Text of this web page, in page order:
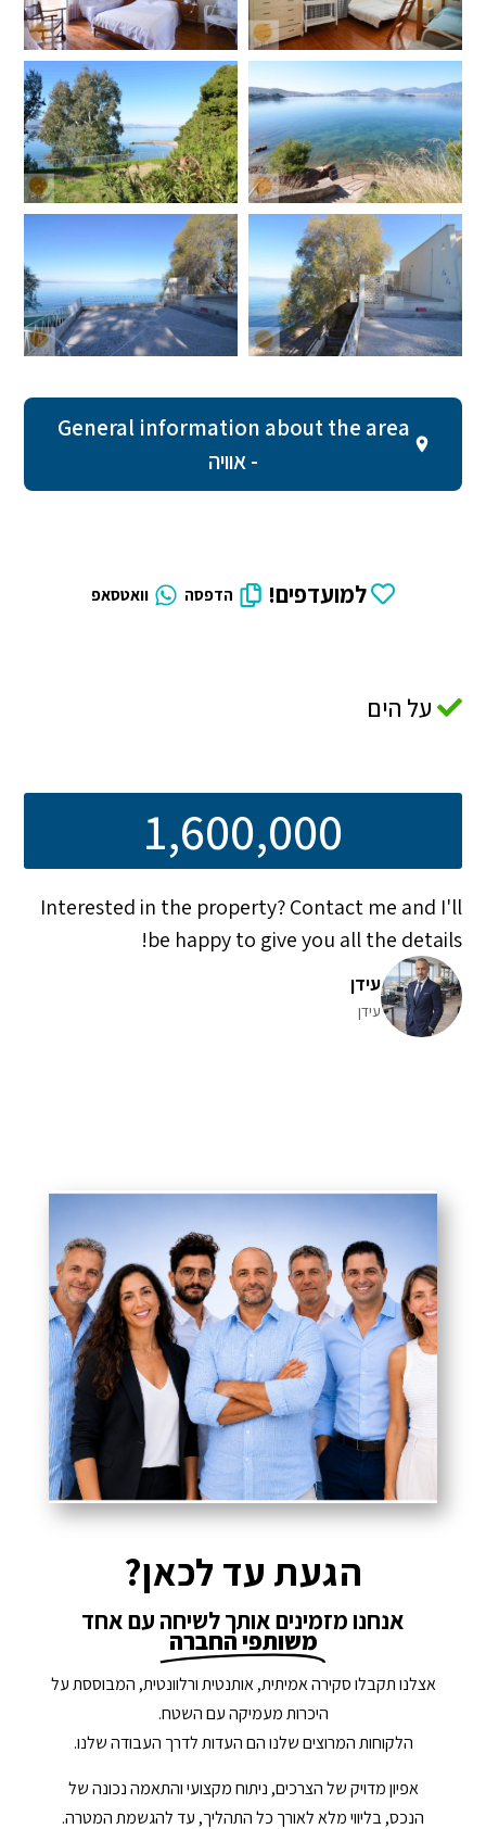
General information about the area
- אוויה
למועדפים! הדפסה וואטסאפ
על הים
1,600,000
Interested in the property? Contact me and I'll
be happy to give you all the details!
עידן
עידן
הגעת עד לכאן?
אנחנו מזמינים אותך לשיחה עם אחד
משותפי החברה
אצלנו תקבלו סקירה אמיתית, אותנטית ורלוונטית, המבוססת על
היכרות מעמיקה עם השטח.
הלקוחות המרוצים שלנו הם העדות לדרך העבודה שלנו.
אפיון מדויק של הצרכים, ניתוח מקצועי והתאמה נכונה של
הנכס, בליווי מלא לאורך כל התהליך, עד להגשמת המטרה.